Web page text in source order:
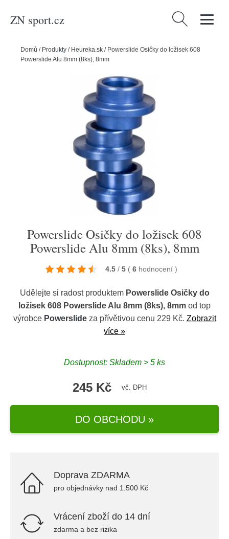
ZN sport.cz Vyhledávání
Domů / Produkty / Heureka.sk / Powerslide Osičky do ložisek 608
Powerslide Alu 8mm (8ks), 8mm
Powerslide Osičky do ložisek 608
Powerslide Alu 8mm (8ks), 8mm
4.5 / 5 ( 6 hodnocení )
Udělejte si radost produktem Powerslide Osičky do
ložisek 608 Powerslide Alu 8mm (8ks), 8mm od top
výrobce Powerslideza přívětivou cenu 229 Kč. Zobrazit
více »
Dostupnost: Skladem > 5 ks
245 Kč vč. DPH
DO OBCHODU »
Doprava ZDARMA
pro objednávky nad 1.500 Kč
Vrácení zboží do 14 dní
zdarma a bez rizika